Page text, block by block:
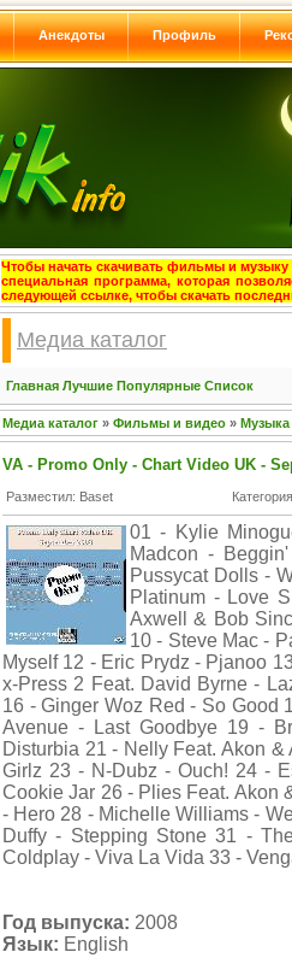
Анекдоты Профиль
Чтобы начать скачивать фильмы и музыку
специальная программа, которая
следующей ссылке, чтобы скачать
Медиа каталог
Главная Лучшие Популярные Список
Медиа каталог » Фильмы и видео » Музыка
VA - Promo Only - Chart Video UK -
Разместил: Baset
01 - Kylie
Madcon -
Pussycat Dolls -
Platinum - Love
Axwell & Bob
10 - Steve Mac -
Myself 12 - Eric Prydz - Pjanoo
x-Press 2 Feat. David Byrne -
16 - Ginger Woz Red - So Good
Avenue - Last Goodbye 19 -
Disturbia 21 - Nelly Feat. Akon
Girlz 23 - N-Dubz - Ouch! 24 -
Cookie Jar 26 - Plies Feat. Akon
- Hero 28 - Michelle Williams -
Duffy - Stepping Stone 31 -
Coldplay - Viva La Vida 33 -
Год выпуска: 2008
Язык: English